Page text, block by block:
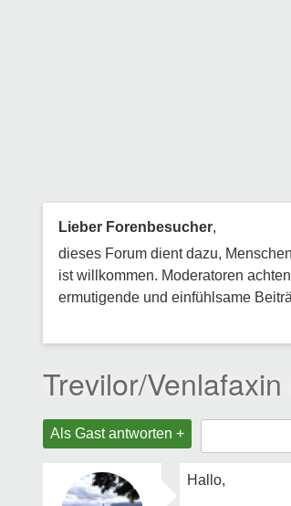
Lieber Forenbesucher,
dieses Forum dient dazu,
ist willkommen. Moderatoren
ermutigende und einfühlsame
Trevilor/
Als Gast antworten +
Hallo,